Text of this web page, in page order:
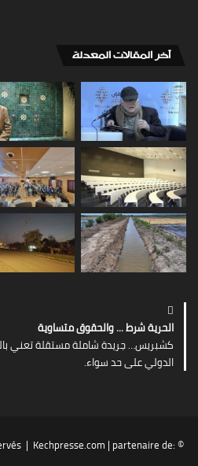
‏آخر المقالات المعدلة
‏الحرية شرط ... والحقوق متساوية
‏كشبريس… جريدة شاملة مستقلة ‏تعني
الدولي على حد سواء.
© Copyright 2026, Tous droits réservés |
Kechpresse.com | partenaire de: